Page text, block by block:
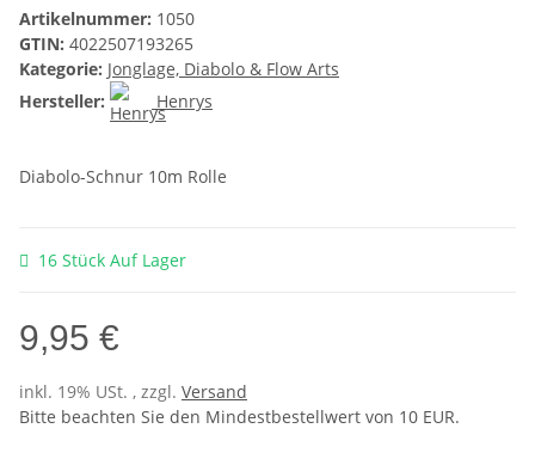
Artikelnummer: 1050
GTIN: 4022507193265
Kategorie: Jonglage, Diabolo & Flow Arts
Hersteller:
Henrys
Diabolo-Schnur 10m Rolle
16 Stück Auf Lager
9,95 €
inkl. 19% USt. , zzgl. Versand
Bitte beachten Sie den Mindestbestellwert von 10 EUR.